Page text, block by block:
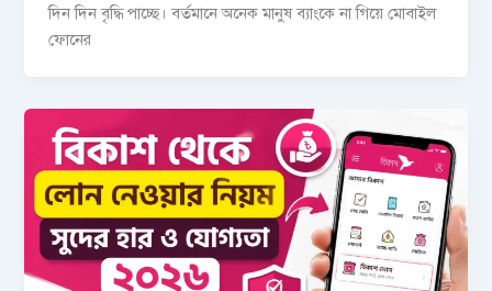
দিন দিন বৃদ্ধি পাচ্ছে। বর্তমানে অনেক মানুষ ব্যাংকে না গিয়ে মোবাইল
ফোনের